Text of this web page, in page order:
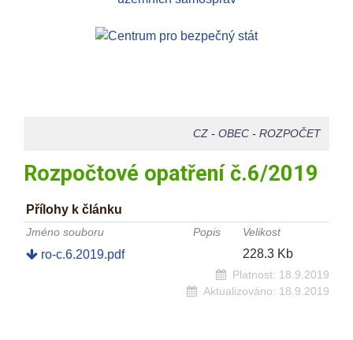
CZ- OBEC- ROZPOČET
Rozpočtové opatření č.6/2019
Přílohy k článku
Jméno souboru Popis Velikost
ro-c.6.2019.pdf 228.3 Kb
Platnost: 18.9.2019
Aktualizováno: 18.9.2019